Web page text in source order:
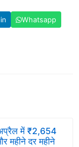
Whatsapp
अप्रैल में ₹2,654
महीने दर महीने